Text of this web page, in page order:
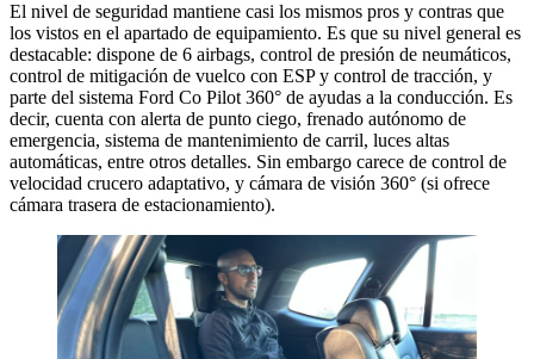
El nivel de seguridad mantiene casi los mismos pros y contras que
los vistos en el apartado de equipamiento. Es que su nivel general es
destacable: dispone de 6 airbags, control de presión de neumáticos,
control de mitigación de vuelco con ESP y control de tracción, y
parte del sistema Ford Co Pilot 360° de ayudas a la conducción. Es
decir, cuenta con alerta de punto ciego, frenado autónomo de
emergencia, sistema de mantenimiento de carril, luces altas
automáticas, entre otros detalles. Sin embargo carece de control de
velocidad crucero adaptativo, y cámara de visión 360° (si ofrece
cámara trasera de estacionamiento).